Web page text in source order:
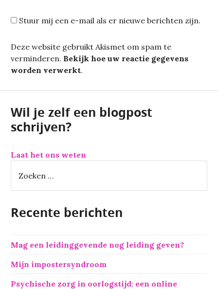
Stuur mij een e-mail als er nieuwe berichten zijn.
Deze website gebruikt Akismet om spam te
verminderen. Bekijk hoe uw reactie gegevens
worden verwerkt.
Wil je zelf een blogpost
schrijven?
Laat het ons weten
e
e
a
a
:
Recente berichten
Mag een leidinggevende nog leiding geven?
Mijn impostersyndroom
Psychische zorg in oorlogstijd: een online